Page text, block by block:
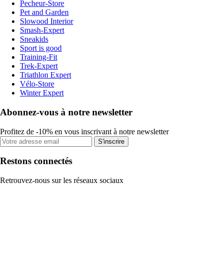
Pecheur-Store
Pet and Garden
Slowood Interior
Smash-Expert
Sneakids
Sport is good
Training-Fit
Trek-Expert
Triathlon Expert
Vélo-Store
Winter Expert
Abonnez-vous à notre newsletter
Profitez de -10% en vous inscrivant à notre newsletter
S'inscrire
Restons connectés
Retrouvez-nous sur les réseaux sociaux